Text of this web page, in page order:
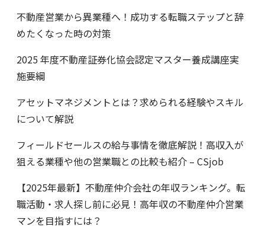
不動産営業から異業種へ！成功する転職ステップと辞
めたくなった時の対策
2025 年度不動産証券化協会認定マスター養成講座実
施要綱
アセットマネジメントとは？求められる経験やスキル
について解説
フィールドセールスの給与事情を徹底解説！高収入が
狙える業種や他の営業職との比較も紹介 – CSjob
【2025年最新】不動産仲介会社の年収ランキング。転
職活動・求人探し前に必見！高年収の不動産仲介営業
マンを目指すには？